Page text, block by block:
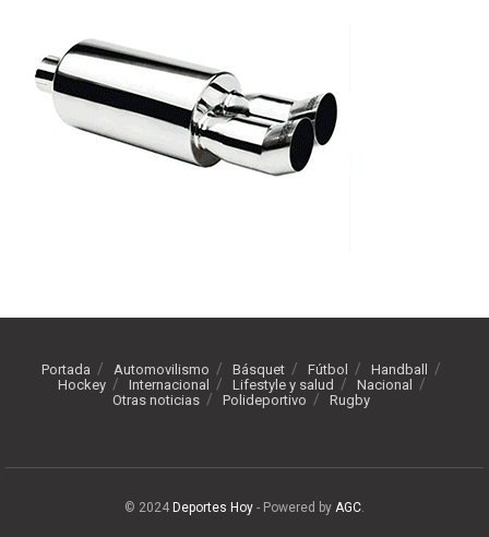
Portada Automovilismo Básquet Fútbol
Handball
Hockey
Internacional Lifestyle y salud
Nacional
Otras noticias
Polideportivo Rugby
© 2024 Deportes Hoy - Powered by AGC